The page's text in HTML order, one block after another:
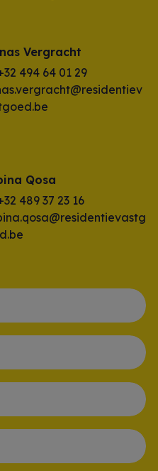
Vergracht
494 64 01 29
Qosa
489 37 23 16